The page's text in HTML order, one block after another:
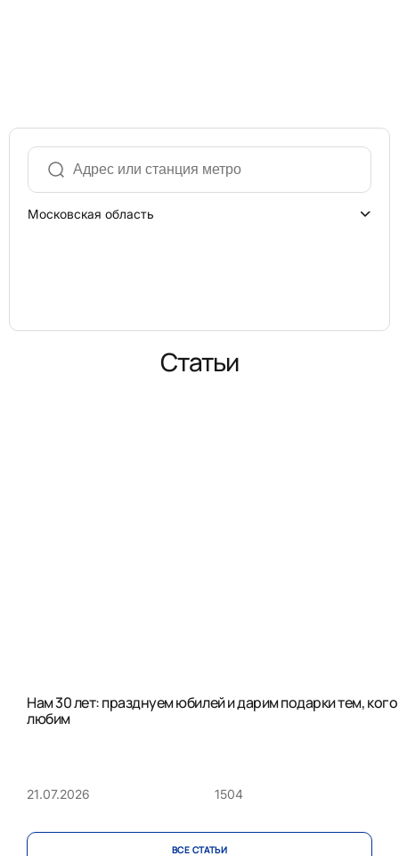
Московская область
Статьи
Нам 30 лет: празднуем юбилей и дарим подарки тем, кого
любим
21.07.2026 1504
ВСЕ CТАТЬИ